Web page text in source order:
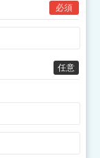
必須
任意